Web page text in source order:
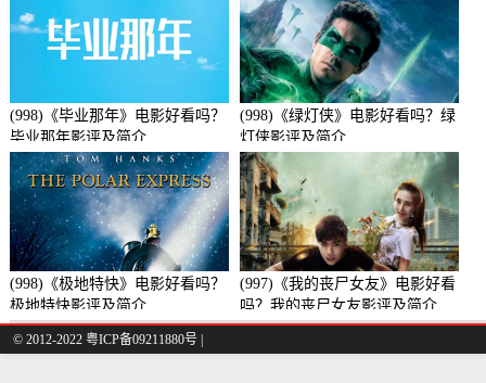
(998)《毕业那年》电影好看吗？
毕业那年影评及简介
(998)《绿灯侠》电影好看吗？绿
灯侠影评及简介
(998)《极地特快》电影好看吗？
极地特快影评及简介
(997)《我的丧尸女友》电影好看
吗？我的丧尸女友影评及简介
© 2012-2022 粤ICP备09211880号 |